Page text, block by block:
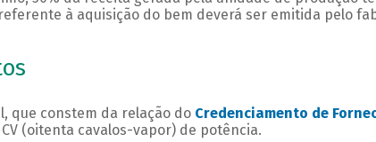
à aquisição do bem deverá ser emitida pelo
que constem da relação do Credenciamento de
(oitenta cavalos-vapor) de potência.